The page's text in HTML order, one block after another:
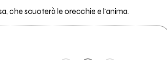
che scuoterà le orecchie e l'anima.